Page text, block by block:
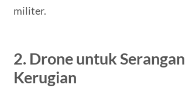
militer.
2. Drone untuk
Kerugian